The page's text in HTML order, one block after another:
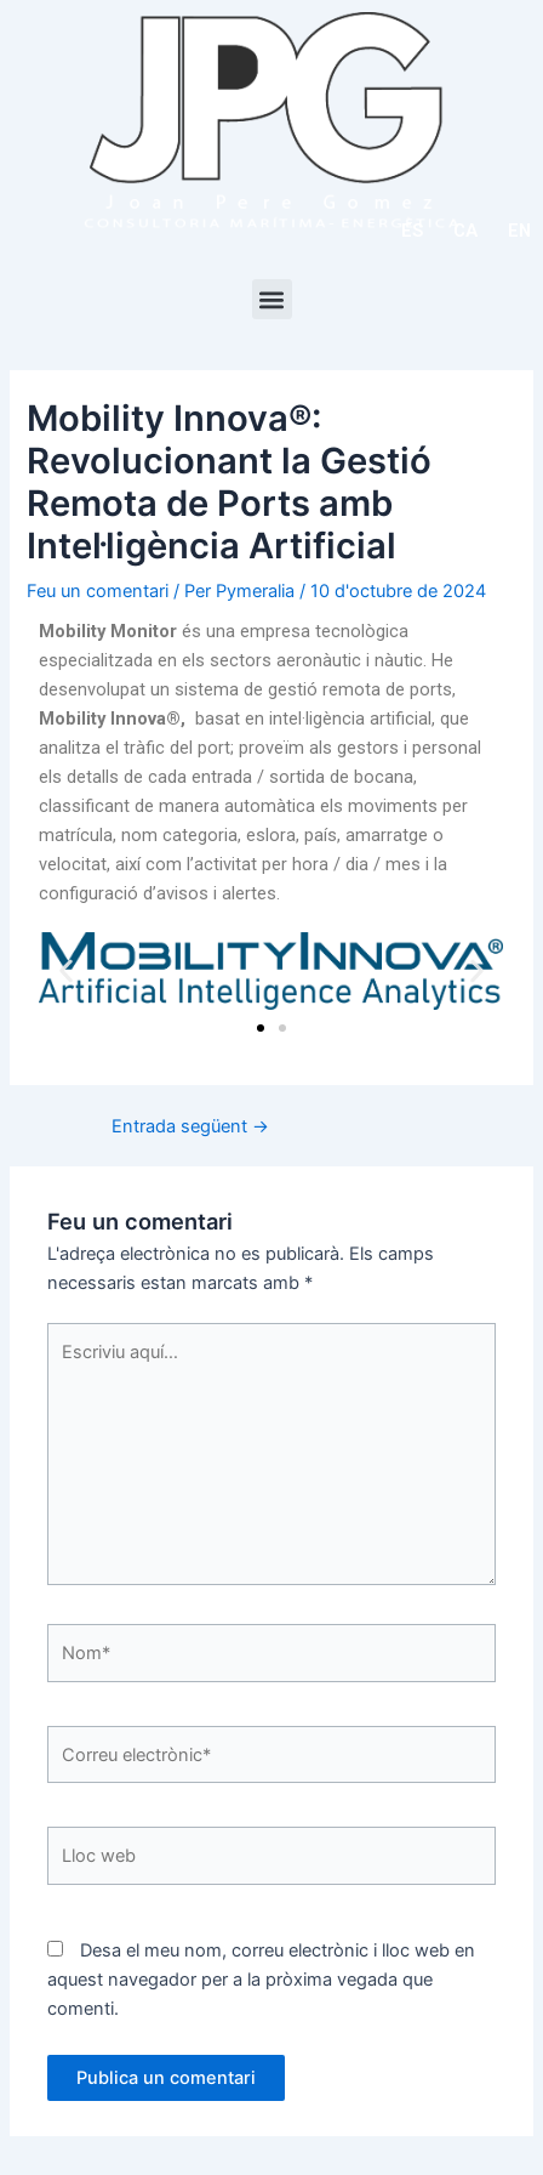
Menu
Mobility Innova®:
Revolucionant la Gestió
Remota de Ports amb
Intel·ligència Artificial
Feu un comentari / Per Pymeralia/10 d'octubre de 2024
Mobility Monitor és una empresa tecnològica
especialitzada en els sectors aeronàutic i nàutic. He
desenvolupat un sistema de gestió remota de ports,
Mobility Innova®, basat en intel·ligència artificial, que
analitza el tràfic del port; proveïm als gestors i personal
els detalls de cada entrada / sortida de bocana,
classificant de manera automàtica els moviments per
matrícula, nom categoria, eslora, país, amarratge o
velocitat, així com l’activitat per hora / dia / mes i la
configuració d’avisos i alertes.
Entrada següent →
Feu un comentari
L'adreça electrònica no es publicarà. Els camps
necessaris estan marcats amb *
electrònic*
web
Desa el meu nom, correu electrònic i lloc web en
aquest navegador per a la pròxima vegada que
comenti.